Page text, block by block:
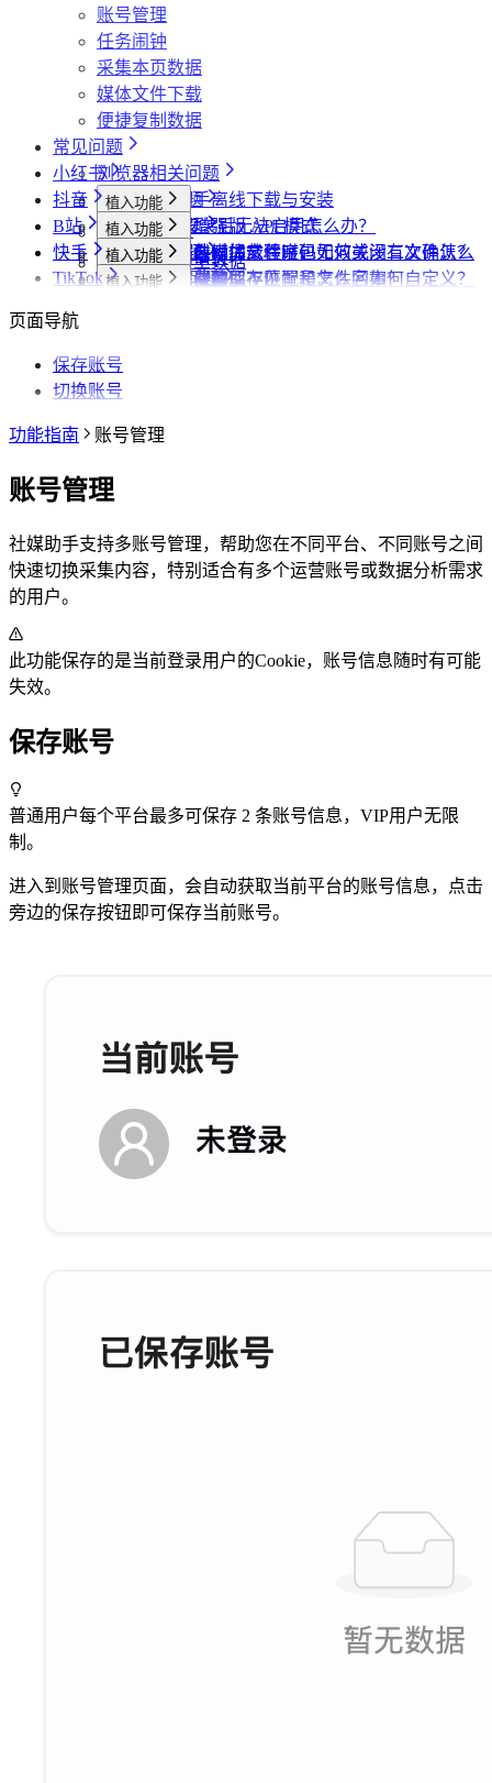
账号管理
任务闹钟
采集本页数据
媒体文件下载
便捷复制数据
常见问题
浏览器相关问题
社媒助手离线下载与安装
CRX 安装后无法启用怎么办？
下载插件时提示程序包无效或没有文件怎么
办？
会员相关问题
什么是增强版 API 模式
什么是自动加载验证码
如何免费获取 VIP
下载相关问题
批量下载媒体文件时，如何关闭二次确认？
下载文件的保存位置和文件名如何自定义？
飞书相关问题
提示字段类型不匹配是怎么回事？
小红书相关问题
为什么搜索导出最多只有两百多篇笔记？
小红书
植入功能
专辑页
笔记详情页
搜索页
批量采集
采集博主数据
采集评论数据
其他功能
链接转换
抖音
植入功能
搜索页
达人详情页
批量采集
采集达人数据
其他功能
B站
植入功能
搜索页
批量采集
快手
植入功能
TikTok
其他功能
页面导航
保存账号
切换账号
功能指南 账号管理
账号管理
社媒助手支持多账号管理，帮助您在不同平台、不同账号之间
快速切换采集内容，特别适合有多个运营账号或数据分析需求
的用户。
此功能保存的是当前登录用户的Cookie，账号信息随时有可能
失效。
保存账号
普通用户每个平台最多可保存 2 条账号信息，VIP用户无限
制 。
进入到账号管理页面，会自动获取当前平台的账号信息，点击
旁边的保存按钮即可保存当前账号。